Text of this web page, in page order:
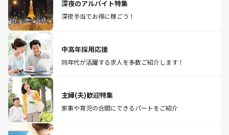
深夜のアルバイト特集
深夜手当でお得に稼ごう！
中高年採用応援
同年代が活躍する求人を多数ご紹介します！
主婦(夫)歓迎特集
家事や育児の合間にできるパートをご紹介